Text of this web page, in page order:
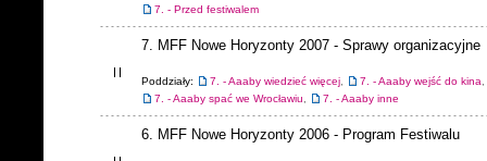
7. - Przed festiwalem
7. MFF Nowe Horyzonty 2007 - Sprawy organizacyjne
Poddziały: 7. - Aaaby wiedzieć więcej, 7. - Aaaby wejść do kina,
7. - Aaaby spać we Wrocławiu, 7. - Aaaby inne
6. MFF Nowe Horyzonty 2006 - Program Festiwalu